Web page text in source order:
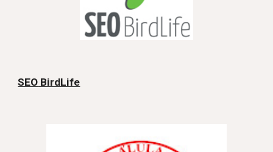
SEO BirdLife